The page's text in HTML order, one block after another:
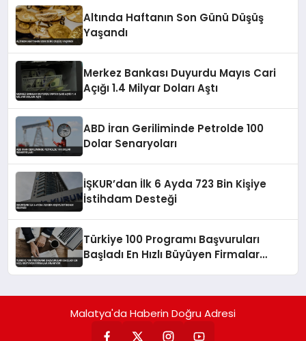
Altında Haftanın Son Günü Düşüş
Yaşandı
Merkez Bankası Duyurdu Mayıs Cari
Açığı 1.4 Milyar Doları Aştı
ABD İran Geriliminde Petrolde 100
Dolar Senaryoları
İŞKUR’dan İlk 6 Ayda 723 Bin Kişiye
İstihdam Desteği
Türkiye 100 Programı Başvuruları
Başladı En Hızlı Büyüyen Firmalar
Malatya'da Haberin Doğru Adresi